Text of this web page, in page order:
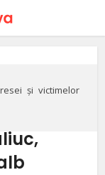
și victimelor